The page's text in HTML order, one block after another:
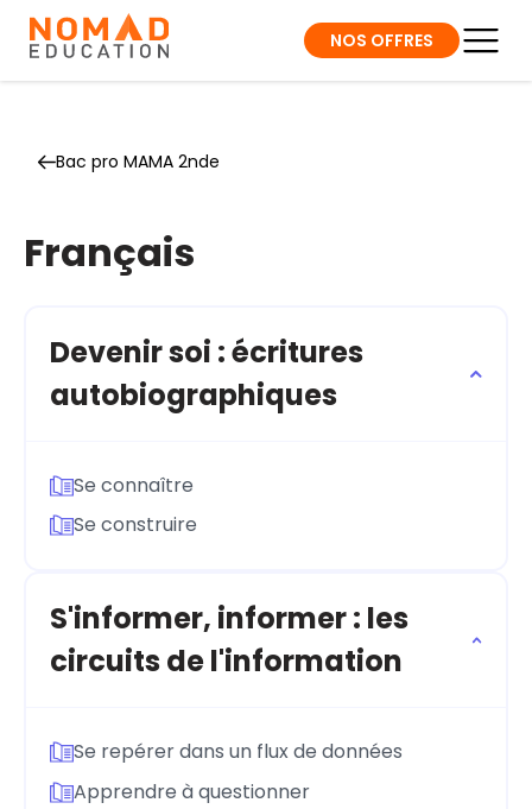
NOS OFFRES
Bac pro MAMA 2nde
Français
Devenir soi : écritures
autobiographiques
Se connaître
Se construire
S'informer, informer : les
circuits de l'information
Se repérer dans un flux de données
Apprendre à questionner